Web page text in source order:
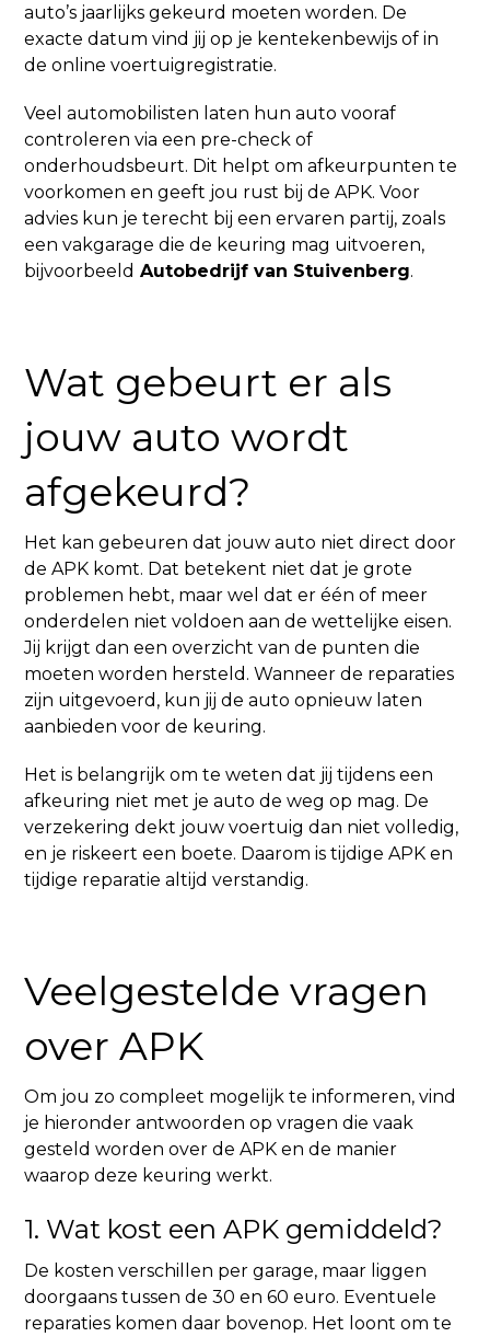
auto’s jaarlijks gekeurd moeten worden. De
exacte datum vind jij op je kentekenbewijs of in
de online voertuigregistratie.
Veel automobilisten laten hun auto vooraf
controleren via een pre-check of
onderhoudsbeurt. Dit helpt om afkeurpunten te
voorkomen en geeft jou rust bij de APK. Voor
advies kun je terecht bij een ervaren partij, zoals
een vakgarage die de keuring mag uitvoeren,
bijvoorbeeld Autobedrijf van Stuivenberg.
Wat gebeurt er als
jouw auto wordt
afgekeurd?
Het kan gebeuren dat jouw auto niet direct door
de APK komt. Dat betekent niet dat je grote
problemen hebt, maar wel dat er één of meer
onderdelen niet voldoen aan de wettelijke eisen.
Jij krijgt dan een overzicht van de punten die
moeten worden hersteld. Wanneer de reparaties
zijn uitgevoerd, kun jij de auto opnieuw laten
aanbieden voor de keuring.
Het is belangrijk om te weten dat jij tijdens een
afkeuring niet met je auto de weg op mag. De
verzekering dekt jouw voertuig dan niet volledig,
en je riskeert een boete. Daarom is tijdige APK en
tijdige reparatie altijd verstandig.
Veelgestelde vragen
over APK
Om jou zo compleet mogelijk te informeren, vind
je hieronder antwoorden op vragen die vaak
gesteld worden over de APK en de manier
waarop deze keuring werkt.
1. Wat kost een APK gemiddeld?
De kosten verschillen per garage, maar liggen
doorgaans tussen de 30 en 60 euro. Eventuele
reparaties komen daar bovenop. Het loont om te